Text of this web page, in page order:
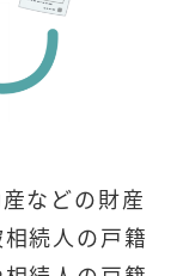
などの財産
続人の戸籍